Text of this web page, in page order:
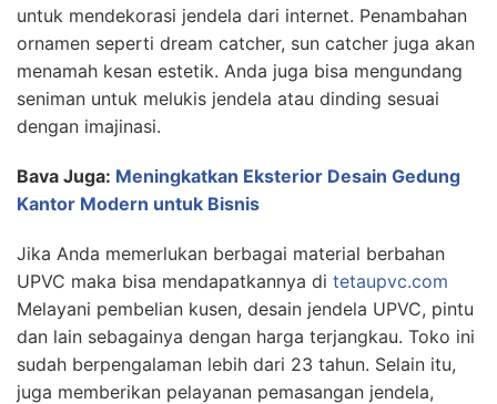
untuk mendekorasi jendela dari internet. Penambahan
ornamen seperti dream catcher, sun catcher juga akan
menamah kesan estetik. Anda juga bisa mengundang
seniman untuk melukis jendela atau dinding sesuai
dengan imajinasi.
Bava Juga: Meningkatkan Eksterior Desain Gedung
Kantor Modern untuk Bisnis
Jika Anda memerlukan berbagai material berbahan
UPVC maka bisa mendapatkannya di tetaupvc.com
Melayani pembelian kusen, desain jendela UPVC, pintu
dan lain sebagainya dengan harga terjangkau. Toko ini
sudah berpengalaman lebih dari 23 tahun. Selain itu,
juga memberikan pelayanan pemasangan jendela,